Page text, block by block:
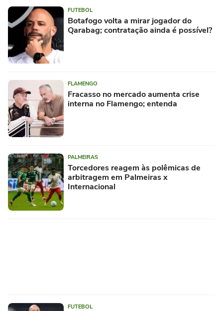
FUTEBOL
Botafogo volta a mirar jogador do
Qarabag; contratação ainda é possível?
FLAMENGO
Fracasso no mercado aumenta crise
interna no Flamengo; entenda
PALMEIRAS
Torcedores reagem às polêmicas de
arbitragem em Palmeiras x
Internacional
FUTEBOL